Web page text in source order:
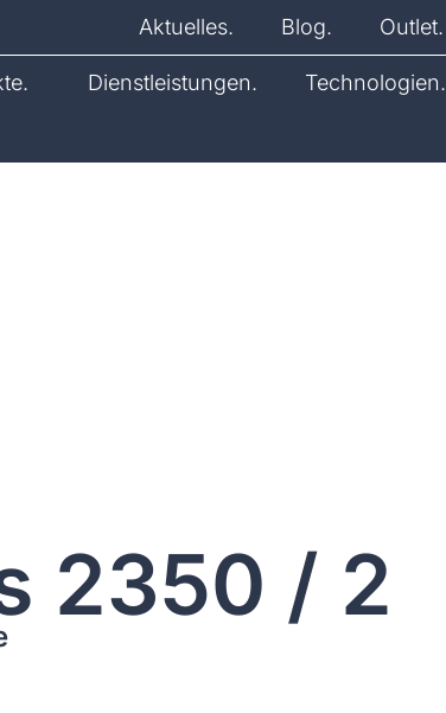
Aktuelles. Blog. Outlet.
Dienstleistungen. Technologien.
2350 / 2